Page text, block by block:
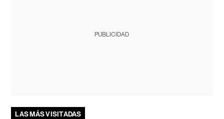
PUBLICIDAD
LAS MÁS VISITADAS